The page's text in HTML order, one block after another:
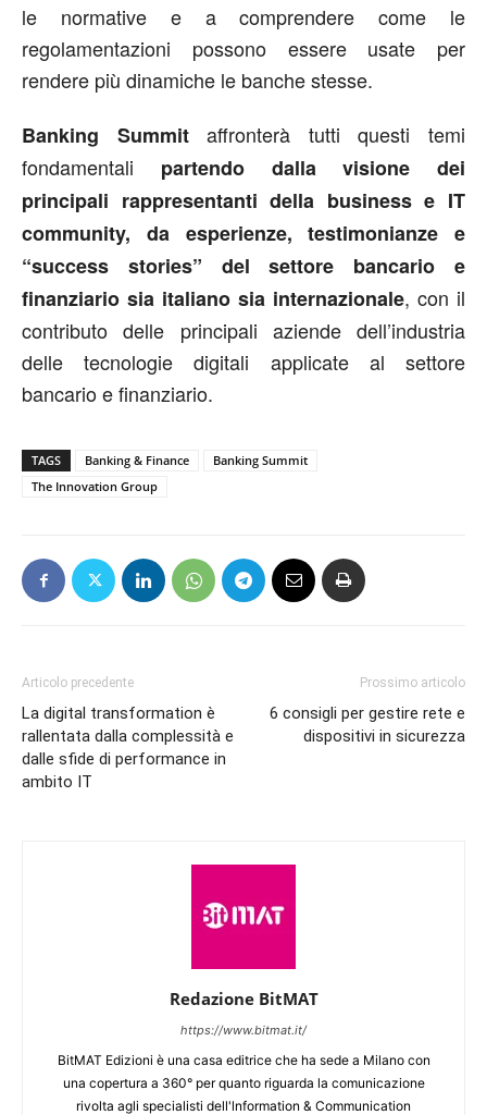
le normative e a comprendere come le
regolamentazioni possono essere usate per
rendere più dinamiche le banche stesse.
Banking Summitaffronterà tutti questi temi
fondamentali partendo dalla visione dei
principali rappresentanti della business e IT
community, da esperienze, testimonianze e
“success stories” del settore bancario e
finanziario sia italiano sia internazionale, con il
contributo delle principali aziende dell’industria
delle tecnologie digitali applicate al settore
bancario e finanziario.
TAGS Banking & Finance
Banking Summit
The Innovation Group
Articolo precedente
La digital transformation è
rallentata dalla complessità e
dalle sfide di performance in
ambito IT
Prossimo articolo
6 consigli per gestire rete e
dispositivi in sicurezza
Redazione BitMAT
https://www.bitmat.it/
BitMAT Edizioni è una casa editrice che ha sede a Milano con
una copertura a 360° per quanto riguarda la comunicazione
rivolta agli specialisti dell'lnformation & Communication